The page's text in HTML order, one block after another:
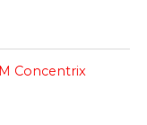
Concentrix